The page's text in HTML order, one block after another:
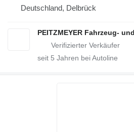
Deutschland, Delbrück
PEITZMEYER Fahrzeug-
seit 5 Jahren bei Autoline